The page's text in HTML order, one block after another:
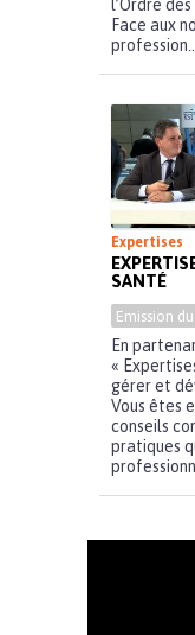
l’Ordre
Face aux
profession...
Expertises
SANTÉ
Emission du
En
«
gérer et
Vous êtes
conseils
pratiques